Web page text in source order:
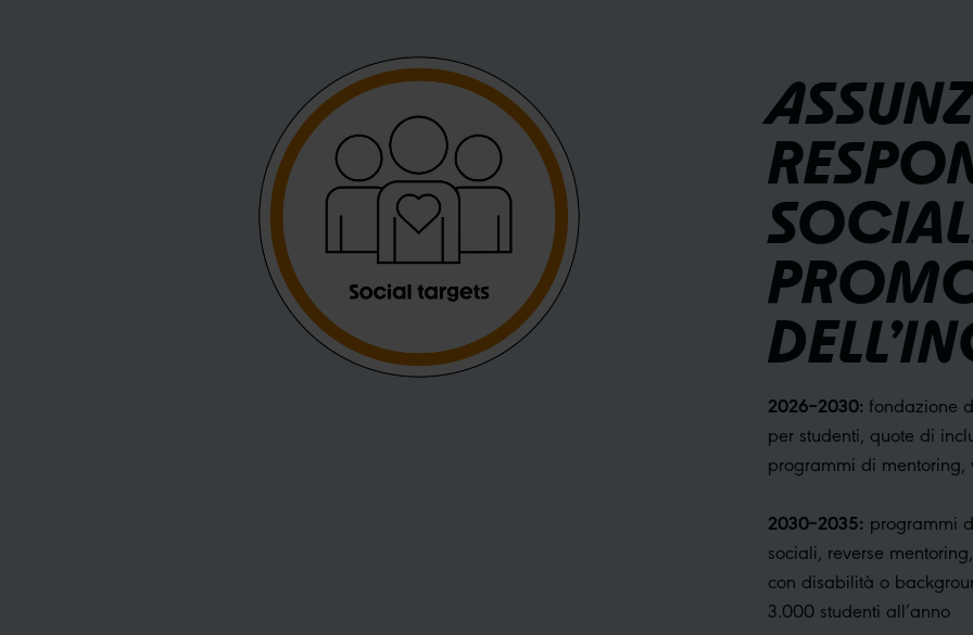
2026–2030: fondazione
per studenti, quote di
programmi di
2030–2035: programmi
sociali, reverse
con disabilità o
3.000 studenti all’anno